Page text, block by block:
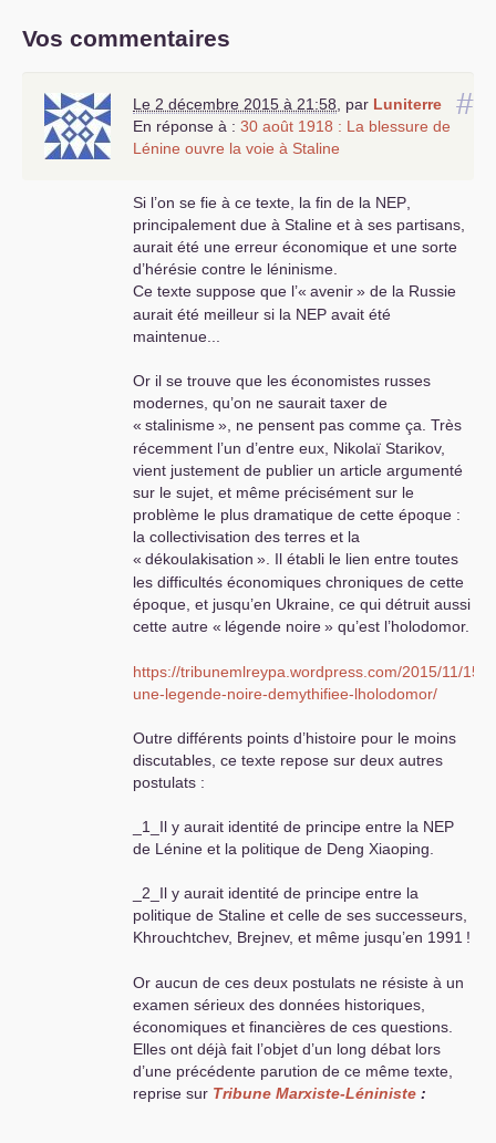
Vos commentaires
#
Le 2 décembre 2015 à 21:58 par Luniterre
En réponse à : 30 août 1918 : La blessure de
Lénine ouvre la voie à Staline
Si l’on se fie à ce texte, la fin de la NEP
principalement due à Staline et à ses partisans,
aurait été une erreur économique et une sorte
d’hérésie contre le léninisme.
Ce texte suppose que l’« avenir» de la Russie
aurait été meilleur si la NEP avait été
maintenue...
Or il se trouve que les économistes russes
modernes, qu’on ne saurait taxer de
« stalinisme», ne pensent pas comme ça. Très
récemment l’un d’entre eux, Nikolaï Starikov,
vient justement de publier un article argumenté
sur le sujet, et même précisément sur le
problème le plus dramatique de cette époque :
la collectivisation des terres et la
« dékoulakisation ». Il établi le lien entre toutes
les difficultés économiques chroniques de cette
époque, et jusqu’en Ukraine, ce qui détruit aussi
cette autre « légende noire» qu’est l’holodomor.
https://tribunemlreypa.wordpress.com/2015/11/15/
une-legende-noire-demythifiee-lholodomor/
Outre différents points d’histoire pour le moins
discutables, ce texte repose sur deux autres
postulats :
_1_Il y aurait identité de principe entre la NEP
de Lénine et la politique de Deng Xiaoping.
_2_Il y aurait identité de principe entre la
politique de Staline et celle de ses successeurs,
Khrouchtchev, Brejnev, et même jusqu’en 1991 !
Or aucun de ces deux postulats ne résiste à un
examen sérieux des données historiques,
économiques et financières de ces questions.
Elles ont déjà fait l’objet d’un long débat lors
d’une précédente parution de ce même texte,
reprise sur Tribune Marxiste-Léniniste :